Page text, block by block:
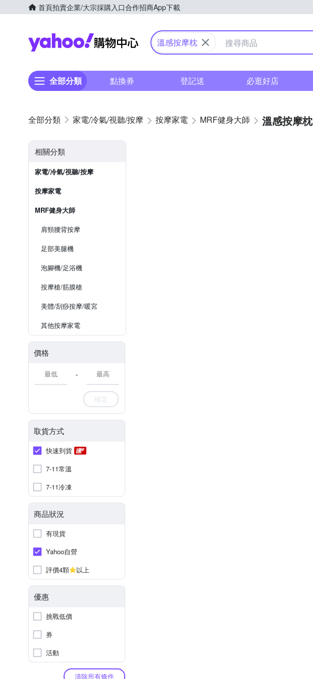
首頁拍賣企業/大宗採購入口合作招商App下載
Yahoo購物中心
溫感按摩枕
全部分類 點換券 登記送 必逛好店
家電/冷氣/視聽/按摩 按摩家電 MRF健身大師 溫感按摩枕
相關分類
家電/冷氣/視聽/按摩
按摩家電
MRF健身大師
肩頸腰背按摩
足部美腿機
泡腳機/足浴機
按摩槍/筋膜槍
美體/刮痧按摩/暖宮
其他按摩家電
價格
-
確定
取貨方式
快速到貨
7-11常溫
7-11冷凍
商品狀況
有現貨
Yahoo自營
評價4顆
以上
優惠
挑戰低價
券
活動
清除所有條件